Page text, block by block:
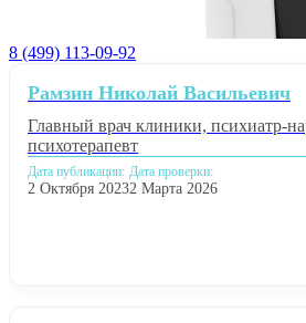
8 (499) 113-09-92
Рамзин Николай Васильевич
Главный врач клиники, психиатр-
психотерапевт
Дата публикации:
2 Октября 2023
Дата проверки:
2 Марта 2026